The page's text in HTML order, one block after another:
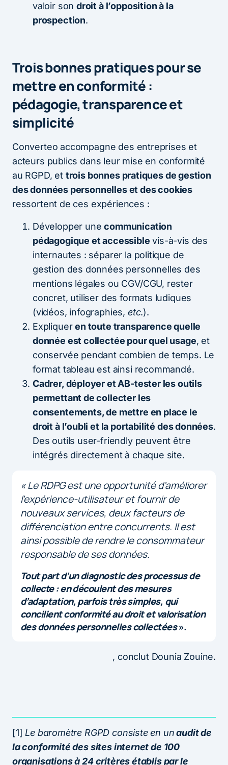
valoir sondroit à l’opposition à la
prospection.
Trois bonnes pratiques pour se
mettre en conformité :
pédagogie, transparence et
simplicité
Converteo accompagne des entreprises et
acteurs publics dans leur mise en conformité
au RGPD, et trois bonnes pratiques de gestion
des données personnelles et des cookies
ressortent de ces expériences :
Développer unecommunication
pédagogique et accessible vis-à-vis des
internautes : séparer la politique de
gestion des données personnelles des
mentions légales ou CGV/CGU, rester
concret, utiliser des formats ludiques
(vidéos, infographies, etc.).
Expliqueren toute transparence quelle
donnée est collectée pour quel usage, et
conservée pendant combien de temps. Le
format tableau est ainsi recommandé.
Cadrer, déployer et AB-tester les outils
permettant de collecter les
consentements, de mettre en place le
droit à l’oubli et la portabilité des données.
Des outils user-friendly peuvent être
intégrés directement à chaque site.
«Le RDPG est une opportunité d’améliorer
l’expérience-utilisateur et fournir de
nouveaux services, deux facteurs de
différenciation entre concurrents. Il est
ainsi possible de rendre le consommateur
responsable de ses données.
Tout part d’un diagnostic des processus de
collecte : en découlent des mesures
d’adaptation, parfois très simples, qui
concilient conformité au droit et valorisation
des données personnelles collectées».
, conclut Dounia Zouine.
[1]Le baromètre RGPD consiste en unaudit de
la conformité des sites internet de 100
organisations à 24 critères établis par le